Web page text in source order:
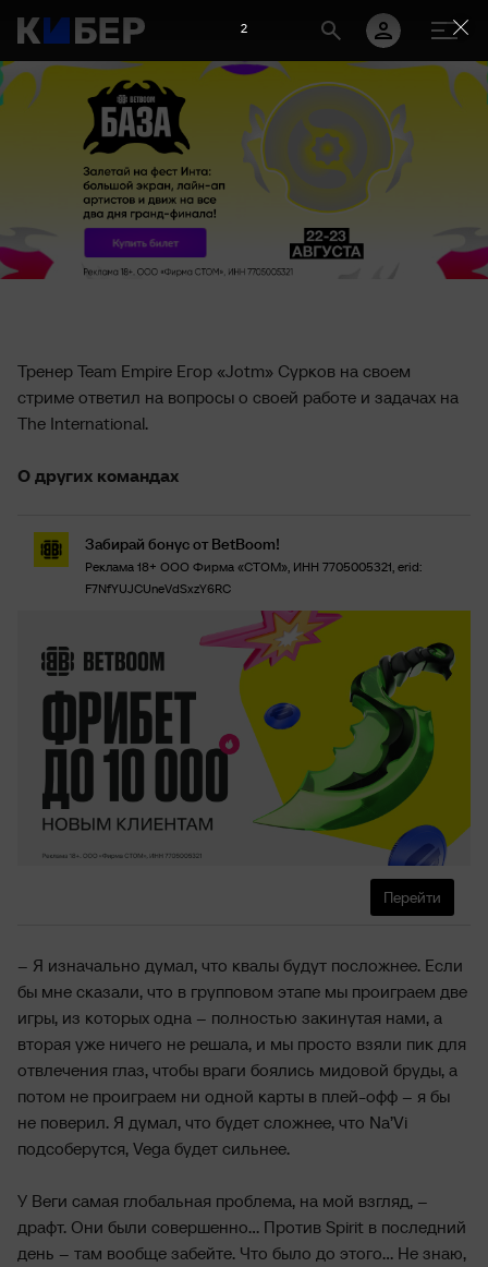
Тренер Team Empire Егор «Jotm» Сурков на своем
стриме ответил на вопросы о своей работе и задачах на
The International.
О других командах
Забирай бонус от BetBoom!
Реклама 18+ ООО Фирма «СТОМ», ИНН 7705005321, erid:
F7NfYUJCUneVdSxzY6RC
Перейти
– Я изначально думал, что квалы будут посложнее. Если
бы мне сказали, что в групповом этапе мы проиграем две
игры, из которых одна – полностью закинутая нами, а
вторая уже ничего не решала, и мы просто взяли пик для
отвлечения глаз, чтобы враги боялись мидовой бруды, а
потом не проиграем ни одной карты в плей-офф – я бы
не поверил. Я думал, что будет сложнее, что Na’Vi
подсоберутся, Vega будет сильнее.
У Веги самая глобальная проблема, на мой взгляд, –
драфт. Они были совершенно... Против Spirit в последний
день – там вообще забейте. Что было до этого... Не знаю,
2